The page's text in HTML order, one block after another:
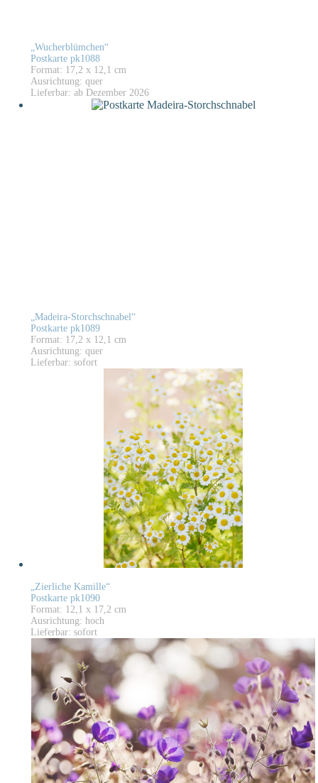
„Wucherblümchen“
Postkarte pk1088
Format: 17,2 x 12,1 cm
Ausrichtung: quer
Lieferbar: ab Dezember 2026
„Madeira-Storchschnabel“
Postkarte pk1089
Format: 17,2 x 12,1 cm
Ausrichtung: quer
Lieferbar: sofort
„Zierliche Kamille“
Postkarte pk1090
Format: 12,1 x 17,2 cm
Ausrichtung: hoch
Lieferbar: sofort